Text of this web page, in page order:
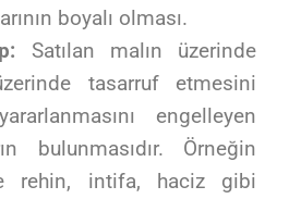
boyalı olması.
Satılan malın üzerinde
tasarruf etmesini
engelleyen
bulunmasıdır. Örneğin
rehin, intifa, haciz gibi